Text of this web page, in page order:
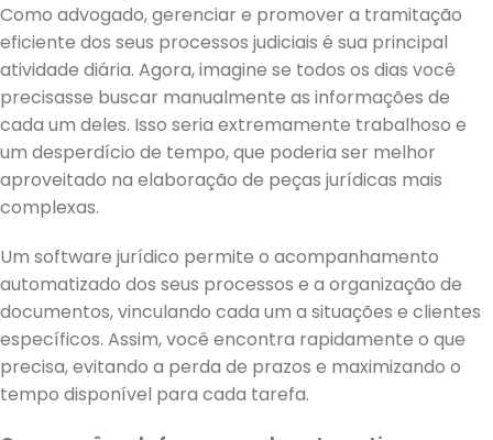
Como advogado, gerenciar e promover a tramitação
eficiente dos seus processos judiciais é sua principal
atividade diária. Agora, imagine se todos os dias você
precisasse buscar manualmente as informações de
cada um deles. Isso seria extremamente trabalhoso e
um desperdício de tempo, que poderia ser melhor
aproveitado na elaboração de peças jurídicas mais
complexas.
Um software jurídico permite o acompanhamento
automatizado dos seus processos e a organização de
documentos, vinculando cada um a situações e clientes
específicos. Assim, você encontra rapidamente o que
precisa, evitando a perda de prazos e maximizando o
tempo disponível para cada tarefa.